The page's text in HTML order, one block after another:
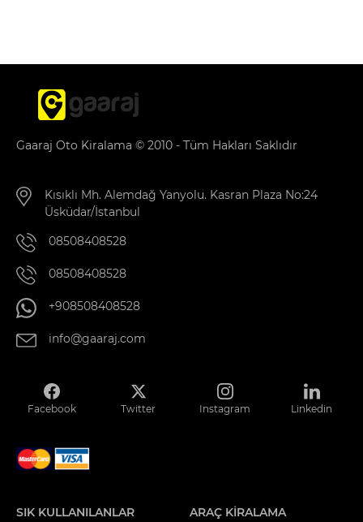
Gaaraj Oto Kiralama © 2010 - Tüm Hakları Saklıdır
Kısıklı Mh. Alemdağ Yanyolu. Kasran Plaza No:24
Üsküdar/İstanbul
08508408528
08508408528
+908508408528
info@gaaraj.com
Facebook Twitter Instagram Linkedin
SIK KULLANILANLAR
ARAÇ KİRALAMA